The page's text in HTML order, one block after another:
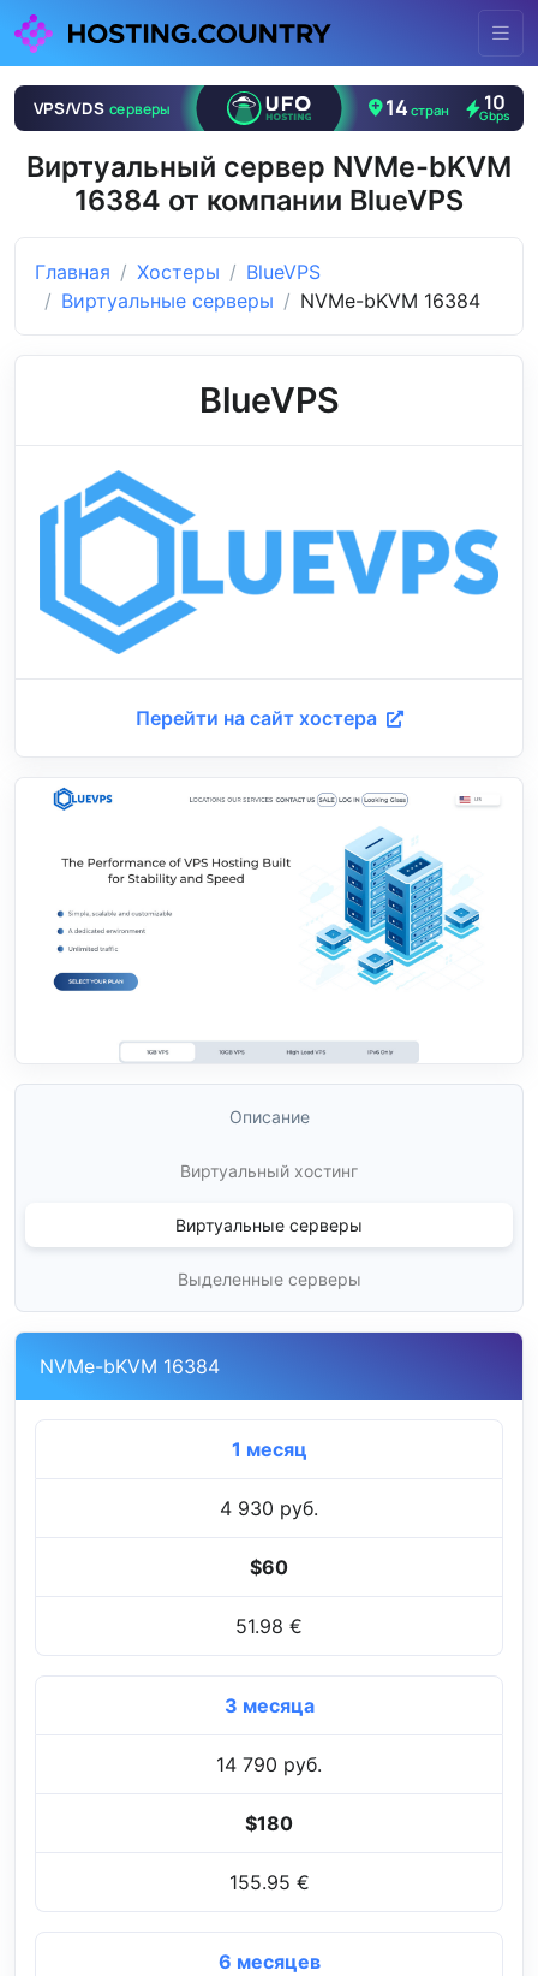
Виртуальный сервер NVMe-bKVM
16384 от компании BlueVPS
Главная Хостеры
BlueVPS
Виртуальные серверы
NVMe-bKVM 16384
BlueVPS
Перейти на сайт хостера
Описание
Виртуальный хостинг
Виртуальные серверы
Выделенные серверы
NVMe-bKVM 16384
1 месяц
4 930 руб.
$60
51.98 €
3 месяца
14 790 руб.
$180
155.95 €
6 месяцев